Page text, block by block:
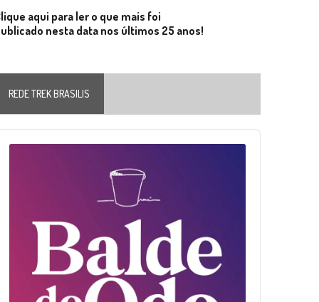
aqui para ler o que mais foi
nesta data nos últimos 25 anos!
REDE TREK BRASILIS
Player